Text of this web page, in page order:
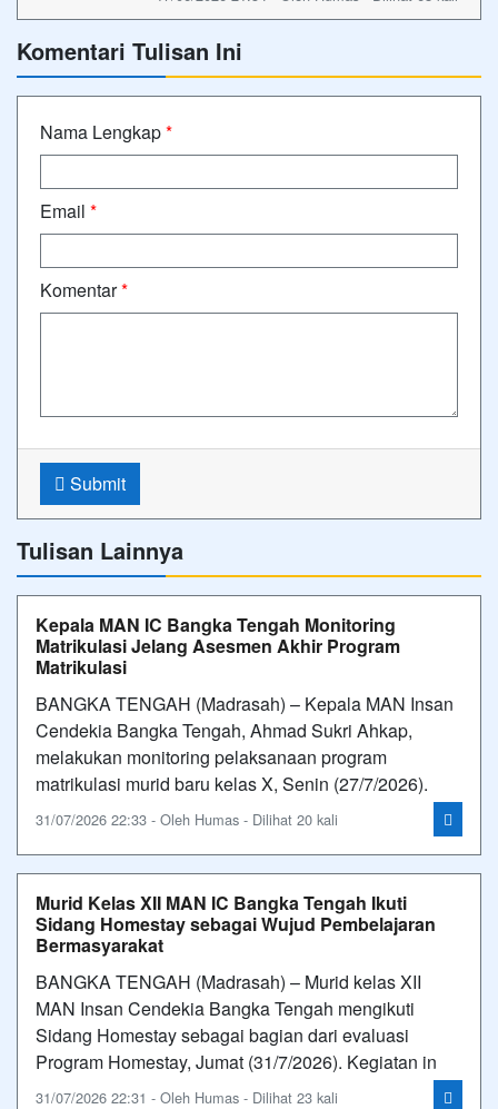
Komentari Tulisan Ini
Nama Lengkap*
Email *
Komentar*
Submit
Tulisan Lainnya
Kepala MAN IC Bangka Tengah Monitoring
Matrikulasi Jelang Asesmen Akhir Program
Matrikulasi
BANGKA TENGAH (Madrasah) – Kepala MAN Insan
Cendekia Bangka Tengah, Ahmad Sukri Ahkap,
melakukan monitoring pelaksanaan program
matrikulasi murid baru kelas X, Senin (27/7/2026).
31/07/2026 22:33 - Oleh Humas - Dilihat 20 kali
Murid Kelas XII MAN IC Bangka Tengah Ikuti
Sidang Homestay sebagai Wujud Pembelajaran
Bermasyarakat
BANGKA TENGAH (Madrasah) – Murid kelas XII
MAN Insan Cendekia Bangka Tengah mengikuti
Sidang Homestay sebagai bagian dari evaluasi
Program Homestay, Jumat (31/7/2026). Kegiatan in
31/07/2026 22:31 - Oleh Humas - Dilihat 23 kali